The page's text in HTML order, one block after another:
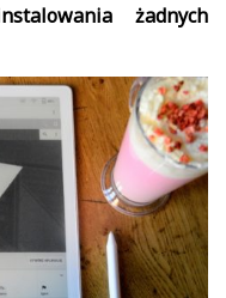
żadnych